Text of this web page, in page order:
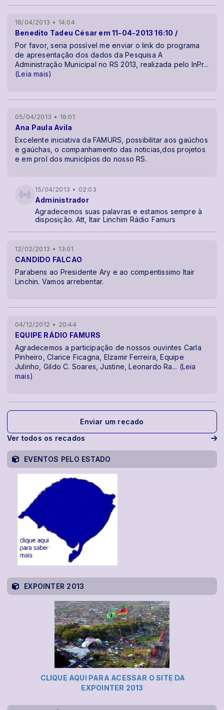
Benedito Tadeu César em 11-04-2013 16:10 /
18/04/2013 • 14:04
Por favor, seria possível me enviar o link do programa
de apresentação dos dados da Pesquisa A
Administração Municipal no RS 2013, realizada pelo InPr...
(Leia mais)
Ana Paula Avila
05/04/2013 • 16:01
Excelente iniciativa da FAMURS, possibilitar aos gaúchos
e gaúchas, o companhamento das noticias,dos projetos
e em prol dos municípios do nosso RS.
Administrador
15/04/2013 • 02:03
Agradecemos suas palavras e estamos sempre à
disposição. Att, Itair Linchim Rádio Famurs
CANDIDO FALCAO
12/02/2013 • 13:01
Parabens ao Presidente Ary e ao compentissimo Itair
Linchin. Vamos arrebentar.
EQUIPE RÁDIO FAMURS
04/12/2012 • 20:44
Agradecemos a participação de nossos ouvintes Carla
Pinheiro, Clarice Ficagna, Elzamir Ferreira, Equipe
Julinho, Gildo C. Soares, Justine, Leonardo Ra... (Leia
mais)
Enviar um recado
Ver todos os recados
EVENTOS PELO ESTADO
EXPOINTER 2013
CLIQUE AQUI PARA ACESSAR O SITE DA
EXPOINTER 2013